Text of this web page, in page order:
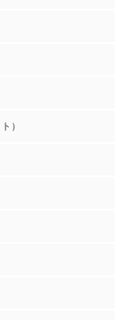
）